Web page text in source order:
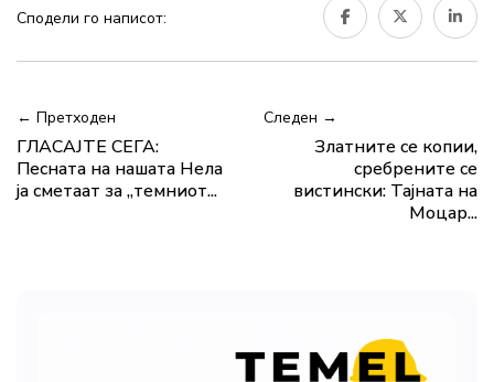
Сподели го написот:
← Претходен
ГЛАСАЈТЕ СЕГА:
Песната на нашата Нела
ја сметаат за „темниот...
Следен →
Златните се копии,
сребрените се
вистински: Тајната на
Моцар...